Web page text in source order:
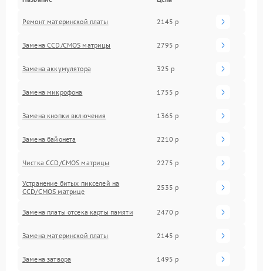
Ремонт материнской платы 2145 р
Замена CCD/CMOS матрицы 2795 р
Замена аккумулятора 325 р
Замена микрофона 1755 р
Замена кнопки включения 1365 р
Замена байонета 2210 р
Чистка CCD/CMOS матрицы 2275 р
Устранение битых пикселей на
CCD/CMOS матрице
2535 р
Замена платы отсека карты памяти 2470 р
Замена материнской платы 2145 р
Замена затвора 1495 р